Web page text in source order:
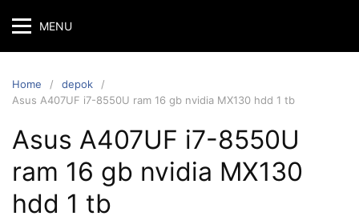
MENU
Home
depok
Asus A407UF i7-8550U ram 16 gb nvidia MX130 hdd 1 tb
Asus A407UF i7-8550U
ram 16 gb nvidia MX130
hdd 1 tb